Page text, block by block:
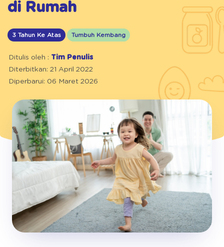
di Rumah
3 Tahun Ke Atas Tumbuh Kembang
Ditulis oleh : Tim Penulis
Diterbitkan: 21 April 2022
Diperbarui: 06 Maret 2026